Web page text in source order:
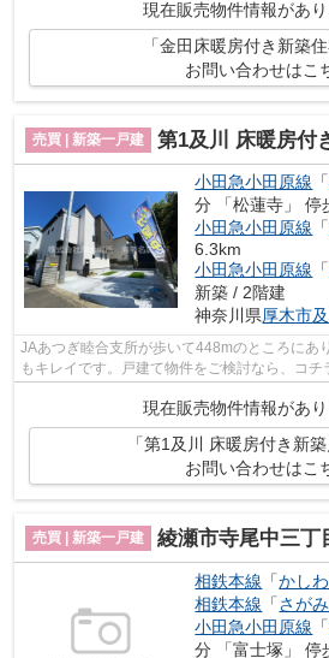
現在販売物件情報があり
「金田床暖房付き新築
お問い合わせはこ
売買 | 新築一戸建 第1及川 床暖房付
小田急小田原線 「
分 「松蓮寺」 停
小田急小田原線 「
6.3km
小田急小田原線 「
新築 / 2階建
神奈川県厚木市
JAあつぎ睦合支所が歩いて448mのところにあ
もキレイです。戸建て物件をご検討なら、コ
現在販売物件情報があり
「第1及川 床暖房付き新
お問い合わせはこ
売買 | 新築一戸建 綾瀬市寺尾中三丁
相鉄本線 「かし
相鉄本線 「さが
小田急小田原線 「
分 「富士塚」 停